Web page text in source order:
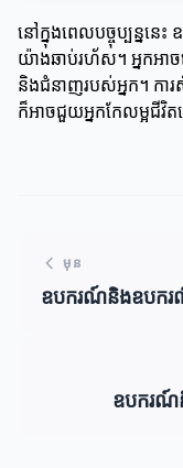
នៅក្នុងពេលបច្ចុប្បន្ននេ
យ៉ាងឆាប់រហ័ស។ អ្នកអាច
និងជំនាញរបស់អ្នក។ កា
ក៏អាចជួយអ្នកកែលម្អជី
មុន
ឧបករណ៍និងឧបករណ៍
ឧបករណ៍